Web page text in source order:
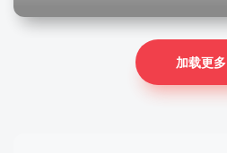
加载更多